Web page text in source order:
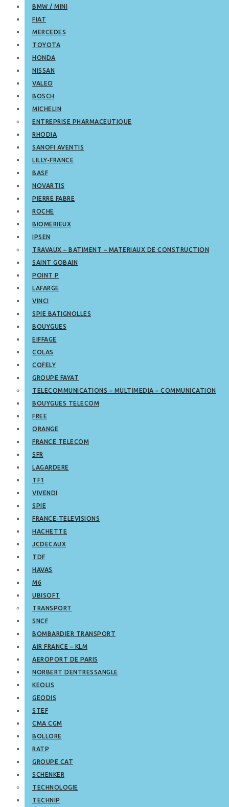
BMW / MINI
FIAT
MERCEDES
TOYOTA
HONDA
NISSAN
VALEO
BOSCH
MICHELIN
ENTREPRISE PHARMACEUTIQUE
RHODIA
SANOFI AVENTIS
LILLY-FRANCE
BASF
NOVARTIS
PIERRE FABRE
ROCHE
BIOMERIEUX
IPSEN
TRAVAUX – BATIMENT – MATERIAUX DE CONSTRUCTION
SAINT GOBAIN
POINT P
LAFARGE
VINCI
SPIE BATIGNOLLES
BOUYGUES
EIFFAGE
COLAS
COFELY
GROUPE FAYAT
TELECOMMUNICATIONS – MULTIMEDIA – COMMUNICATION
BOUYGUES TELECOM
FREE
ORANGE
FRANCE TELECOM
SFR
LAGARDERE
TF1
VIVENDI
SPIE
FRANCE-TELEVISIONS
HACHETTE
JCDECAUX
TDF
HAVAS
M6
UBISOFT
TRANSPORT
SNCF
BOMBARDIER TRANSPORT
AIR FRANCE – KLM
AEROPORT DE PARIS
NORBERT DENTRESSANGLE
KEOLIS
GEODIS
STEF
CMA CGM
BOLLORE
RATP
GROUPE CAT
SCHENKER
TECHNOLOGIE
TECHNIP